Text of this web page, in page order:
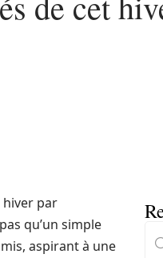
hiver par
qu’un simple
aspirant à une